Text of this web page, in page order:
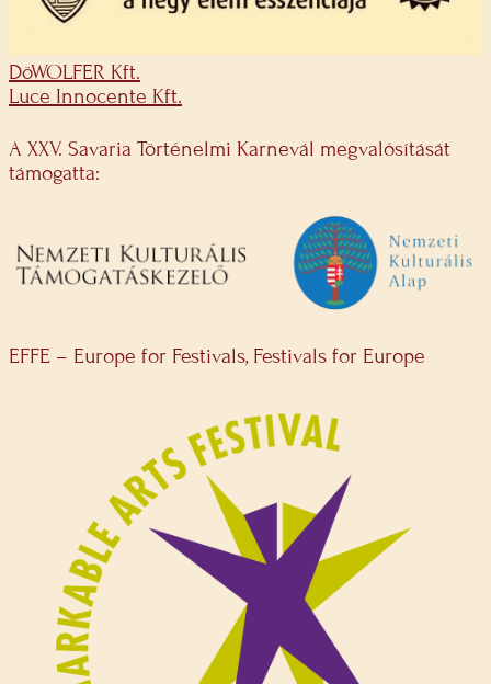
DöWOLFER Kft.
Luce Innocente Kft.
A XXV. Savaria Történelmi Karnevál megvalósítását
támogatta:
EFFE – Europe for Festivals, Festivals for Europe